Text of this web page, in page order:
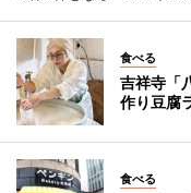
食べる
吉祥寺「
作り豆腐
食べる